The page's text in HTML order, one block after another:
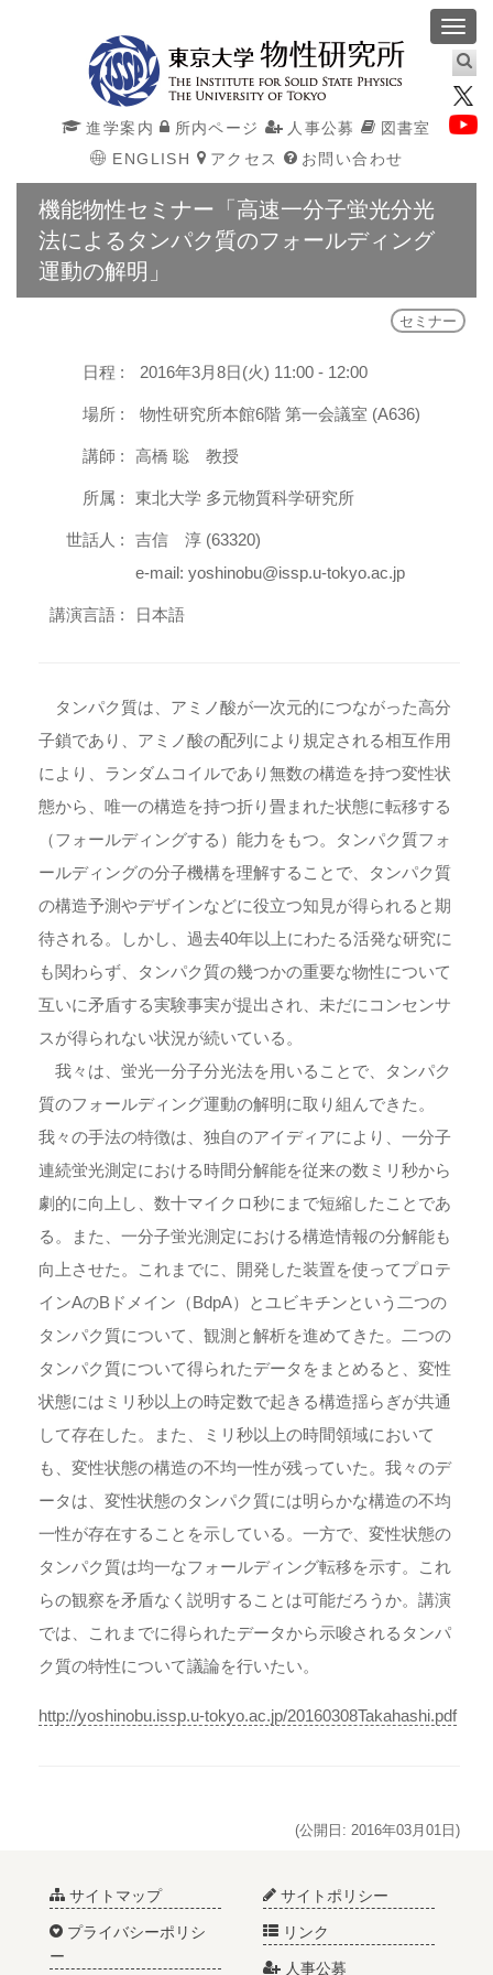
進学案内 所内ページ 人事公募
図書室
ENGLISH
アクセス お問い合わせ
機能物性セミナー「高速一分子蛍光分光
法によるタンパク質のフォールディング
運動の解明」
セミナー
日程 : 2016年3月8日(火) 11:00 - 12:00
場所 : 物性研究所本館6階 第一会議室 (A636)
講師 : 高橋 聡 教授
所属 : 東北大学 多元物質科学研究所
世話人 :
吉信 淳 (63320)
e-mail: yoshinobu@issp.u-tokyo.ac.jp
講演言語 : 日本語
タンパク質は、アミノ酸が一次元的につながった高分
子鎖であり、アミノ酸の配列により規定される相互作用
により、ランダムコイルであり無数の構造を持つ変性状
態から、唯一の構造を持つ折り畳まれた状態に転移する
（フォールディングする）能力をもつ。タンパク質フォ
ールディングの分子機構を理解することで、タンパク質
の構造予測やデザインなどに役立つ知見が得られると期
待される。しかし、過去40年以上にわたる活発な研究に
も関わらず、タンパク質の幾つかの重要な物性について
互いに矛盾する実験事実が提出され、未だにコンセンサ
スが得られない状況が続いている。
我々は、蛍光一分子分光法を用いることで、タンパク
質のフォールディング運動の解明に取り組んできた。
我々の手法の特徴は、独自のアイディアにより、一分子
連続蛍光測定における時間分解能を従来の数ミリ秒から
劇的に向上し、数十マイクロ秒にまで短縮したことであ
る。また、一分子蛍光測定における構造情報の分解能も
向上させた。これまでに、開発した装置を使ってプロテ
インAのBドメイン（BdpA）とユビキチンという二つの
タンパク質について、観測と解析を進めてきた。二つの
タンパク質について得られたデータをまとめると、変性
状態にはミリ秒以上の時定数で起きる構造揺らぎが共通
して存在した。また、ミリ秒以上の時間領域において
も、変性状態の構造の不均一性が残っていた。我々のデ
ータは、変性状態のタンパク質には明らかな構造の不均
一性が存在することを示している。一方で、変性状態の
タンパク質は均一なフォールディング転移を示す。これ
らの観察を矛盾なく説明することは可能だろうか。講演
では、これまでに得られたデータから示唆されるタンパ
ク質の特性について議論を行いたい。
http://yoshinobu.issp.u-tokyo.ac.jp/20160308Takahashi.pdf
(公開日: 2016年03月01日)
サイトマップ サイトポリシー
プライバシーポリシ
ー
リンク
人事公募